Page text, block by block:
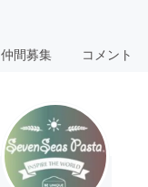
仲間募集 コメント